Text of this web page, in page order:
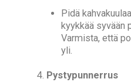
Pidä
kyykkää syvään
Varmista, että
yli.
Pystypunnerrus